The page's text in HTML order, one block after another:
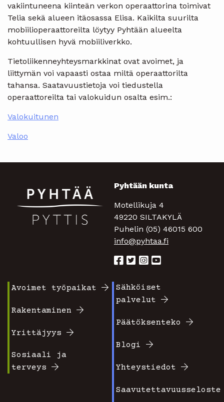
vakiintuneena kiinteän verkon operaattorina toimivat
Telia sekä alueen itäosassa Elisa. Kaikilta suurilta
mobiilioperaattoreilta löytyy Pyhtään alueelta
kohtuullisen hyvä mobiiliverkko.
Tietoliikenneyhteysmarkkinat ovat avoimet, ja
liittymän voi vapaasti ostaa miltä operaattorilta
tahansa. Saatavuustietoja voi tiedustella
operaattoreilta tai valokuidun osalta esim.:
Valokuitunen
Valoo
Pyhtään kunta
Motellikuja 4
49220 SILTAKYLÄ
Puhelin (05) 46015 600
info@pyhtaa.fi
valikko
1
Avoimet työpaikat
Rakentaminen
Yrittäjyys
Sosiaali ja
terveys
Footer
2
Sähköiset
palvelut
Päätöksenteko
Blogi
Yhteystiedot
Saavutettavuusseloste